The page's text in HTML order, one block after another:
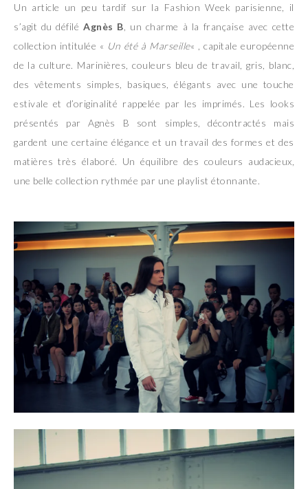
Un article un peu tardif sur la Fashion Week parisienne, il
s’agit du défiléAgnès B , un charme à la française avec cette
collection intitulée « Un été à Marseille« , capitale européenne
de la culture. Marinières, couleurs bleu de travail, gris, blanc,
des vêtements simples, basiques, élégants avec une touche
estivale et d’originalité rappelée par les imprimés. Les looks
présentés par Agnès B sont simples, décontractés mais
gardent une certaine élégance et un travail des formes et des
matières très élaboré. Un équilibre des couleurs audacieux,
une belle collection rythmée par une playlist étonnante.